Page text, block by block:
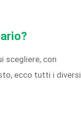
scegliere, con
ecco tutti i diversi